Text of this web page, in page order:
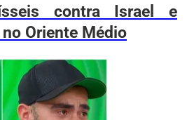
contra Israel e
Oriente Médio